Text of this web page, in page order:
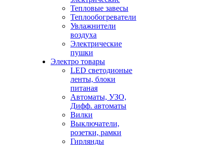
Тепловые завесы
Теплообогреватели
Увлажнители
воздуха
Электрические
пушки
Электро товары
LED светодионые
ленты, блоки
питаная
Автоматы, УЗО,
Дифф. автоматы
Вилки
Выключатели,
розетки, рамки
Гирлянды